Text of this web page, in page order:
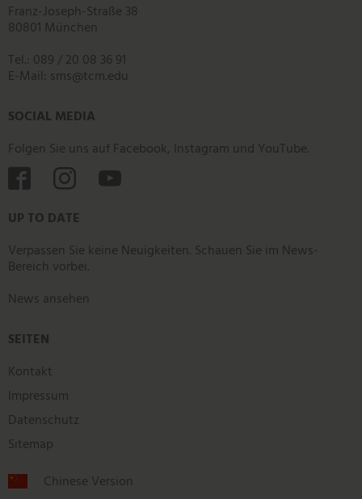
Franz-Joseph-Straße 38
80801 München
Tel.: 089 / 20 08 36 91
E-Mail: sms@tcm.edu
SOCIAL MEDIA
Folgen Sie uns auf Facebook, Instagram und YouTube.
  
UP TO DATE
Verpassen Sie keine Neuigkeiten. Schauen Sie im News-
Bereich vorbei.
News ansehen
SEITEN
Kontakt
Impressum
Datenschutz
Sitemap
Chinese Version